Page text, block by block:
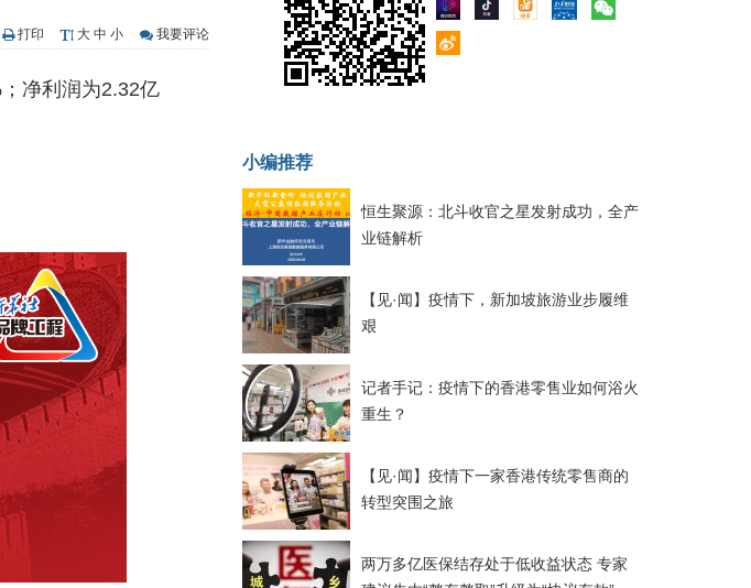
沪银及两粕涨势喜人
发射成功，全产业链解析
打印 大 中 小 我要评论
净利润为2.32亿
小编推荐
恒生聚源：北斗收官之星发射成功，全产
业链解析
【见·闻】疫情下，新加坡旅游业步履维
艰
记者手记：疫情下的香港零售业如何浴火
重生？
【见·闻】疫情下一家香港传统零售商的
转型突围之旅
两万多亿医保结存处于低收益状态 专家